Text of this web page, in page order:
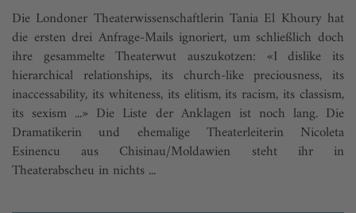
Die Londoner Theaterwissenschaftlerin Tania El Khoury hat
die ersten drei Anfrage-Mails ignoriert, um schließlich doch
ihre gesammelte Theaterwut auszukotzen: «I dislike its
hierarchical relationships, its church-like preciousness, its
inaccessability, its whiteness, its elitism, its racism, its classism,
its sexism ...» Die Liste der Anklagen ist noch lang. Die
Dramatikerin und ehemalige Theaterleiterin Nicoleta
Esinencu aus Chisinau/Moldawien steht ihr in
Theaterabscheu in nichts ...